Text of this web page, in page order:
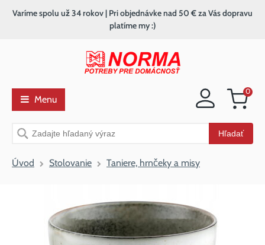
Nákupný
0
Vyhľadávanie Hľadať
Varíme spolu už 34 rokov | Pri objednávke nad 50 € za Vás dopravu
platíme my :)
Menu
Úvod Stolovanie Taniere, hrnčeky a misy